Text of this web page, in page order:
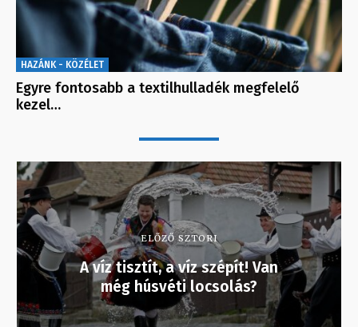
HAZÁNK - KÖZÉLET
Egyre fontosabb a textilhulladék megfelelő
kezel…
ELŐZŐ SZTORI
A víz tisztít, a víz szépít! Van
még húsvéti locsolás?